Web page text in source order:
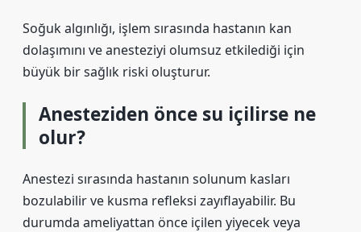
Soğuk algınlığı, işlem sırasında hastanın kan
dolaşımını ve anesteziyi olumsuz etkilediği için
büyük bir sağlık riski oluşturur.
Anesteziden önce su içilirse ne
olur?
Anestezi sırasında hastanın solunum kasları
bozulabilir ve kusma refleksi zayıflayabilir. Bu
durumda ameliyattan önce içilen yiyecek veya